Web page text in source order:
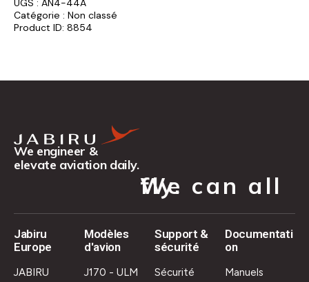
Catégorie : Non classé
Product ID: 8854
We engineer &
elevate aviation daily.
We can all fly.
Jabiru
Europe
JABIRU
Modèles
d'avion
J170 - ULM
Support &
sécurité
Sécurité
Documentati
on
Manuels